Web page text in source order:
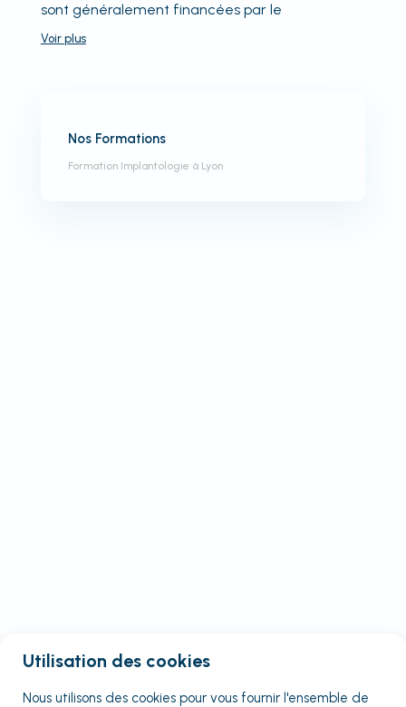
sont généralement financées par le
Voir plus
Nos Formations
Formation Implantologie à Lyon
Utilisation des cookies
Nous utilisons des cookies pour vous fournir l'ensemble de